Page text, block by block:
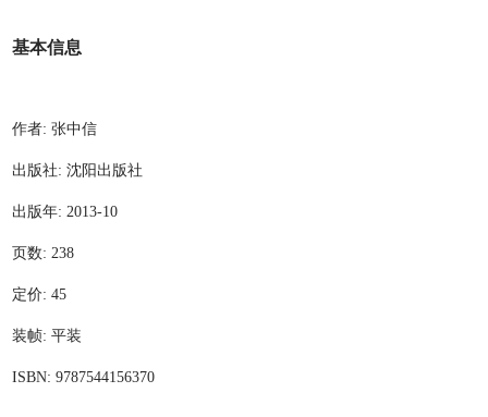
基本信息
作者: 张中信
出版社: 沈阳出版社
出版年: 2013-10
页数: 238
定价: 45
装帧: 平装
ISBN: 9787544156370